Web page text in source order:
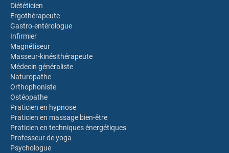
Diététicien
Ergothérapeute
Gastro-entérologue
Infirmier
Magnétiseur
Masseur-kinésithérapeute
Médecin généraliste
Naturopathe
Orthophoniste
Ostéopathe
Praticien en hypnose
Praticien en massage bien-être
Praticien en techniques énergétiques
Professeur de yoga
Psychologue